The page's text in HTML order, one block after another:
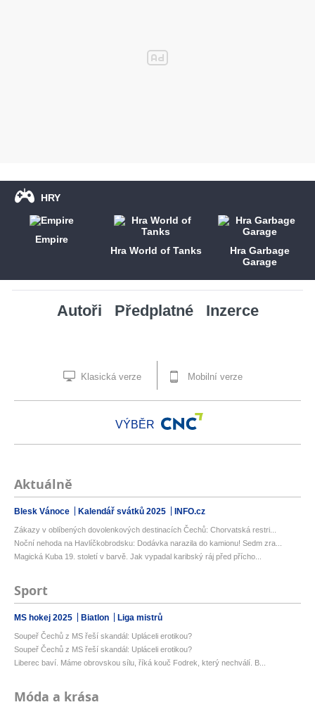
HRY
Empire
Hra World of Tanks
Hra Garbage
Garage
Autoři Předplatné Inzerce
Klasická verze Mobilní verze
VÝBĚR
Aktuálně
Blesk Vánoce Kalendář svátků 2025 INFO.cz
Zákazy v oblíbených dovolenkových destinacích Čechů: Chorvatská restri...
Noční nehoda na Havlíčkobrodsku: Dodávka narazila do kamionu! Sedm zra...
Magická Kuba 19. století v barvě. Jak vypadal karibský ráj před přícho...
Sport
MS hokej 2025 Biatlon Liga mistrů
Soupeř Čechů z MS řeší skandál: Upláceli erotikou?
Soupeř Čechů z MS řeší skandál: Upláceli erotikou?
Liberec baví. Máme obrovskou sílu, říká kouč Fodrek, který nechválí. B...
Móda a krása